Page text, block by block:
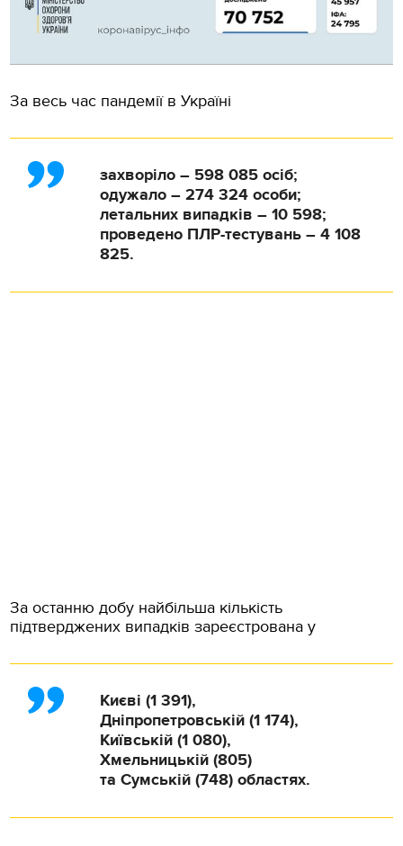
За весь час пандемії в Україні
захворіло – 598 085 осіб;
одужало – 274 324 особи;
летальних випадків – 10 598;
проведено ПЛР-тестувань – 4 108
825.
За останню добу найбільша кількість
підтверджених випадків зареєстрована у
Києві (1 391),
Дніпропетровській (1 174),
Київській (1 080),
Хмельницькій (805)
та Сумській (748) областях.